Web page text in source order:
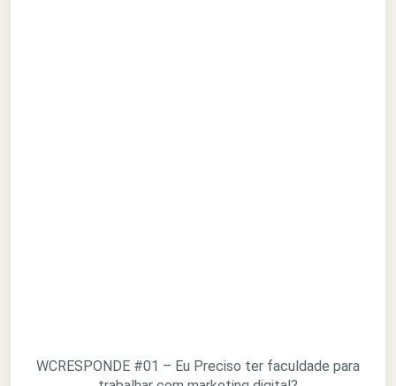
WCRESPONDE #01 – Eu Preciso ter faculdade para